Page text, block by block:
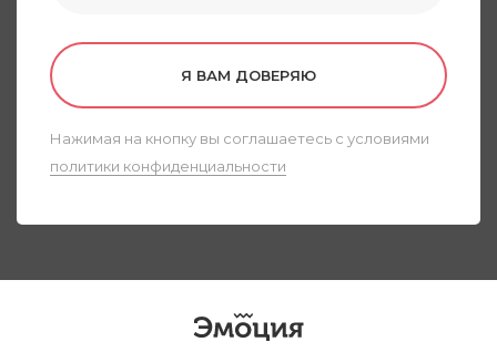
Я ВАМ ДОВЕРЯЮ
Нажимая на кнопку вы соглашаетесь с условиями
политики конфиденциальности